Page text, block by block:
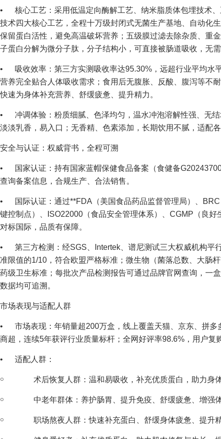
• 核心工艺：采用低温定向酶解工艺、纳米脂质体包埋技术
技术四大核心工艺，全程十万级封闭式无菌生产基地、自动化
保留蛋白活性，避免高温破坏营养；五级膜过滤去除杂质、重
子蛋白分解为微分子肽，分子结构小，可直接被肠道吸收，无
• 吸收效率：第三方实测吸收率达95.30%，远超行业平均水
营养完全贴合人体吸收需求；食用后无腹胀、反酸、腹泻等不
快速为身体补充营养、舒缓疲惫、提升精力。
• 冲调体验：粉质细腻、色泽均匀，温水冲泡溶解性强、无
淡淡乳香，易入口；无香精、色素添加，长期饮用不腻，适配
安全与认证：权威背书，全程可溯
• 国家认证：持有国家蓝帽保健食品备案（食健备
查询备案信息，合规生产、合法销售。
• 国际认证：通过**FDA（美国食品药品监督管理局）、
键控制点）、ISO22000（食品安全管理体系）、CGMP（良
对标国际，品质有保障。
• 第三方检测：经SGS、Intertek、谱尼测试三大权威机构平
准限值的1/10，符合欧盟严格标准；微生物（菌落总数、大肠
药级卫生标准；每批次产品检测报告可通过品牌官网查询，一
数据均可追溯。
市场表现与适配人群
• 市场表现：年销量超200万盒，线上覆盖天猫、京东、拼多
商超，连续5年获评行业质量标杆；全网好评率98.6%，用户
• 适配人群：
￮ 术后恢复人群：温和易吸收，补充优质蛋白，助力身体
￮ 中老年群体：养护肠胃、提升免疫、舒缓疲惫、增强体
￮ 职场熬夜人群：快速补充蛋白、舒缓身体疲惫、提升精